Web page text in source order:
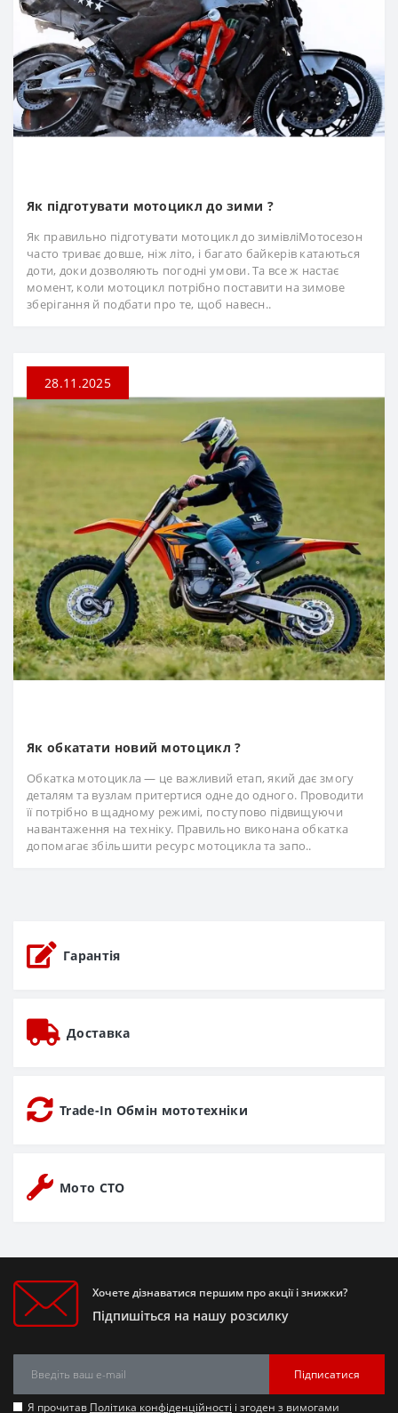
Як підготувати мотоцикл до зими ?
Як правильно підготувати мотоцикл до зимівліМотосезон
часто триває довше, ніж літо, і багато байкерів катаються
доти, доки дозволяють погодні умови. Та все ж настає
момент, коли мотоцикл потрібно поставити на зимове
зберігання й подбати про те, щоб навесн..
28.11.2025
Як обкатати новий мотоцикл ?
Обкатка мотоцикла — це важливий етап, який дає змогу
деталям та вузлам притертися одне до одного. Проводити
її потрібно в щадному режимі, поступово підвищуючи
навантаження на техніку. Правильно виконана обкатка
допомагає збільшити ресурс мотоцикла та запо..
Гарантія
Доставка
Trade-In Обмін мототехніки
Мото СТО
Хочете дізнаватися першим про акції і знижки?
Підпишіться на нашу розсилку
Підписатися
Я прочитав Політика конфіденційності і згоден з вимогами